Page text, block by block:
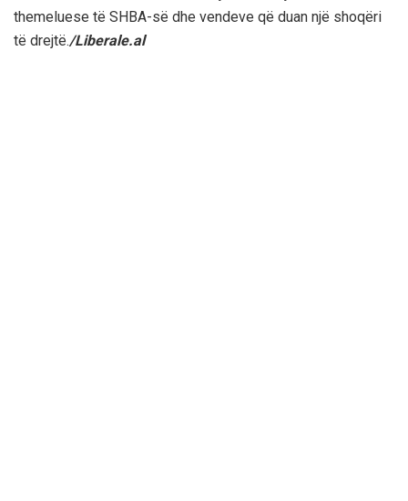
themeluese të SHBA-së dhe vendeve që duan një shoqëri
të drejtë./Liberale.al